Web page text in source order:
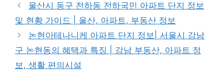
울산시 동구 전하동 전하국민 아파트 단지 정보
및 현황 가이드 | 울산, 아파트, 부동산 정보
논현아테나니케 아파트 단지 정보| 서울시 강남
구 논현동의 혜택과 특징 | 강남 부동산, 아파트 정
보, 생활 편의시설